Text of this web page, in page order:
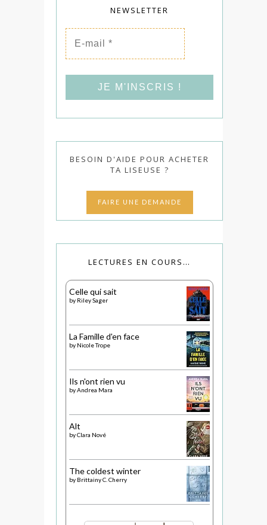
NEWSLETTER
E-
mail
*
BESOIN D'AIDE POUR ACHETER
TA LISEUSE ?
FAIRE UNE DEMANDE
LECTURES EN COURS…
Celle qui sait
by Riley Sager
La Famille d'en face
by Nicole Trope
Ils n'ont rien vu
byAndrea Mara
Alt
byClara Nové
The coldest winter
by Brittainy C. Cherry